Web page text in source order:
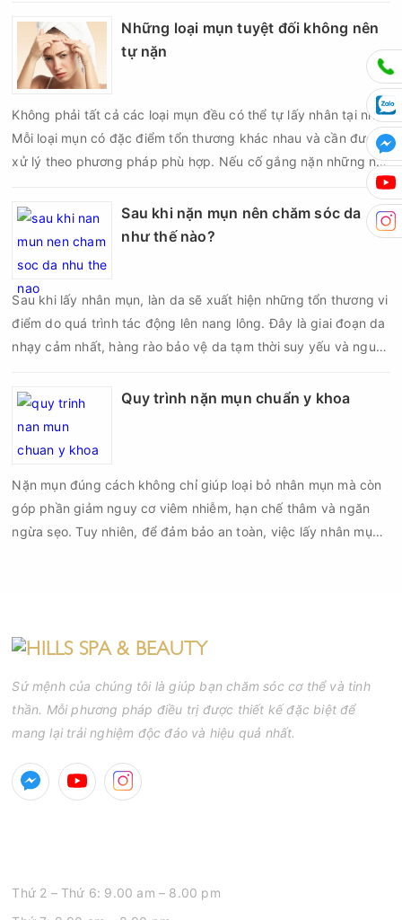
thâm sẹo. Vì vậy, bao lâu nên nặn mụn một lần là vấn đề được
nhiều người quan tâm khi xây dựng routine chăm sóc da. Tần
suất lấy nhân mụn không nên áp dụng giống nhau cho mọi
người mà cần dựa trên loại da, tình trạng mụn và khả năng
phục hồi của da.
Những loại mụn tuyệt đối không nên
tự nặn
Không phải tất cả các loại mụn đều có thể tự lấy nhân tại nhà.
Mỗi loại mụn có đặc điểm tổn thương khác nhau và cần được
xử lý theo phương pháp phù hợp. Nếu cố gắng nặn những nốt
mụn không đúng chỉ định, bạn có thể khiến tình trạng viêm trở
nên nghiêm trọng hơn, làm tăng nguy cơ nhiễm trùng, để lại
thâm hoặc sẹo khó phục hồi.
Sau khi nặn mụn nên chăm sóc da
như thế nào?
Sau khi lấy nhân mụn, làn da sẽ xuất hiện những tổn thương vi
điểm do quá trình tác động lên nang lông. Đây là giai đoạn da
nhạy cảm nhất, hàng rào bảo vệ da tạm thời suy yếu và nguy
nếu chăm sóc không đúng cách. Chính vì vậy, việc chăm sóc
Quy trình nặn mụn chuẩn y khoa
Nặn mụn đúng cách không chỉ giúp loại bỏ nhân mụn mà còn
góp phần giảm nguy cơ viêm nhiễm, hạn chế thâm và ngăn
ngừa sẹo. Tuy nhiên, để đảm bảo an toàn, việc lấy nhân mụn
Sứ mệnh của chúng tôi là giúp bạn chăm sóc cơ thể và tinh
thần. Mỗi phương pháp điều trị được thiết kế đặc biệt để
mang lại trải nghiệm độc đáo và hiệu quả nhất.
Thứ 2 – Thứ 6: 9.00 am – 8.00 pm